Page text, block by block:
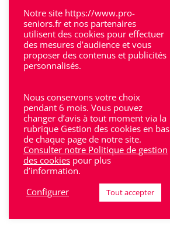
Villeneuve-Sur-Lot
Bron
Lyon
Lyon 6
Villeurbanne
Calluire
Notre site https://www.pro-
seniors.fr et nos partenaires
utilisent des cookies pour effectuer
des mesures d’audience et vous
proposer des contenus et publicités
personnalisés.
Nous conservons votre choix
pendant 6 mois. Vous pouvez
changer d’avis à tout moment via la
rubrique Gestion des cookies en bas
de chaque page de notre site.
Consulter notre Politique de gestion
des cookies pour plus
d’information.
Configurer
Tout accepter